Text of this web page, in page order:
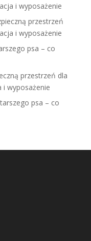
i wyposażenie
przestrzeń
i wyposażenie
psa – co
przestrzeń dla
i wyposażenie
psa – co